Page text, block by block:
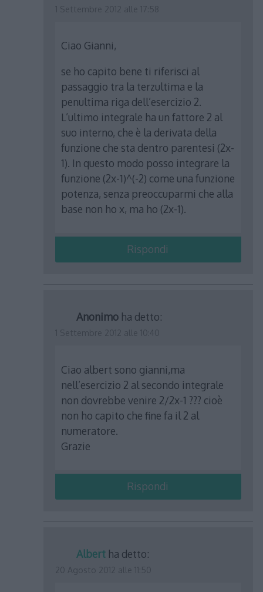
Ciao Gianni,
se ho capito bene ti riferisci al
passaggio tra la terzultima e la
penultima riga dell’esercizio 2.
L’ultimo integrale ha un fattore 2 al
suo interno, che è la derivata della
funzione che sta dentro parentesi (2x-
1). In questo modo posso integrare la
funzione (2x-1)^(-2) come una funzione
potenza, senza preoccuparmi che alla
base non ho x, ma ho (2x-1).
Rispondi
Anonimo ha detto:
Ciao albert sono gianni,ma
nell’esercizio 2 al secondo integrale
non dovrebbe venire 2/2x-1 ??? cioè
non ho capito che fine fa il 2 al
numeratore.
Grazie
Rispondi
Albert ha detto: